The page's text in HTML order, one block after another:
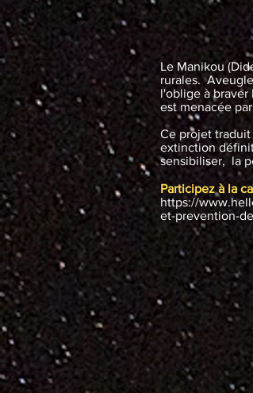
Le Manikou
rurales.
l'oblige à braver
est menacée
Ce projet
extinction
sensibiliser, la
Participez à la
https://
et-prevention-